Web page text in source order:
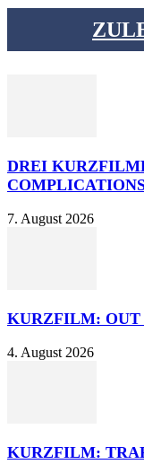
DREI
7. August 2026
KURZFILM: OUT
4. August 2026
KURZFILM: